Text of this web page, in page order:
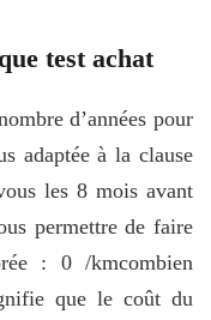
test achat
d’années pour
adaptée à la clause
les 8 mois avant
permettre de faire
: 0 /kmcombien
que le coût du